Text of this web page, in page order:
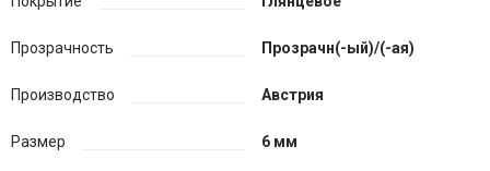
Прозрачность Прозрачн(-ый)/(-ая)
Производство Австрия
Размер 6 мм